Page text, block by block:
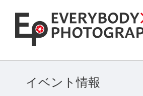
イベント情報